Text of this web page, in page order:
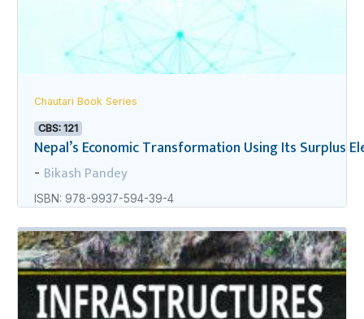
Chautari Book Series
CBS: 121
Nepal’s Economic Transformation Using Its Surplus
- Bikash Pandey
ISBN: 978-9937-594-39-4